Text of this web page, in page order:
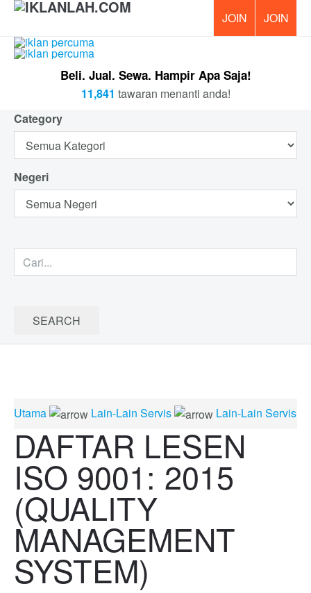
Beli. Jual. Sewa. Hampir Apa Saja!
11,841 tawaran menanti anda!
Category
Negeri
Utama Lain-Lain Servis Lain-Lain Servis
DAFTAR LESEN
ISO 9001: 2015
(QUALITY
MANAGEMENT
SYSTEM)